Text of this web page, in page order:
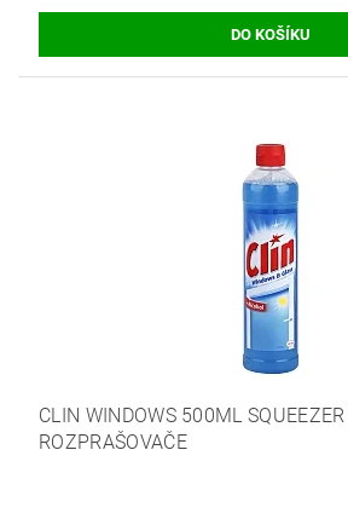
CLIN WINDOWS 500ML
ROZPRAŠOVAČE